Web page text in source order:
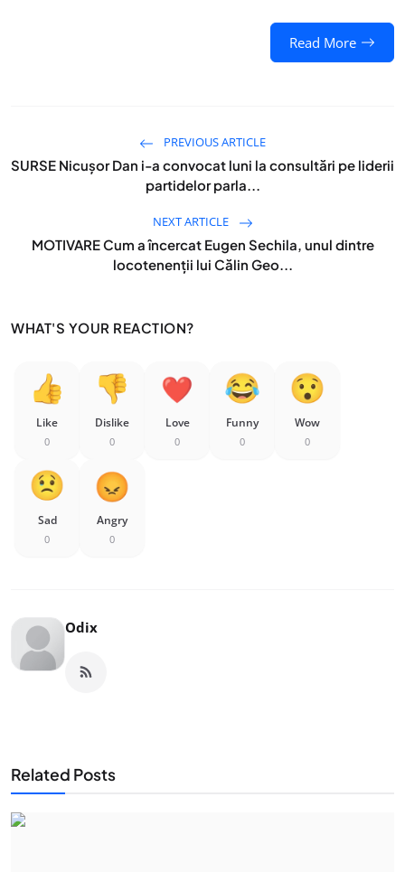
Read More
PREVIOUS ARTICLE
SURSE Nicușor Dan i-a convocat luni la consultări pe liderii
partidelor parla...
NEXT ARTICLE
MOTIVARE Cum a încercat Eugen Sechila, unul dintre
locotenenții lui Călin Geo...
WHAT'S YOUR REACTION?
Like
0
Dislike
0
Love
0
Funny
0
Wow
0
Sad
0
Angry
0
Odix
Related Posts